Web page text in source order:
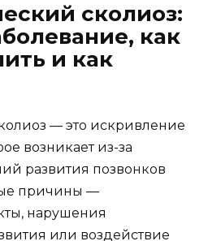
сколиоз:
как
и как
— это искривление
возникает из-за
развития позвонков
причины —
нарушения
или воздействие